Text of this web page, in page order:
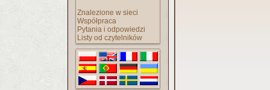
Znalezione w sieci
Współpraca
Pytania i odpowiedzi
Listy od czytelników